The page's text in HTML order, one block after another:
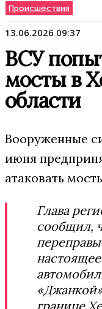
Происшествия
13.06.2026 09:37
ВСУ
мосты в
области
Вооруженные
июня
атаковать
Глава
сообщил,
границе